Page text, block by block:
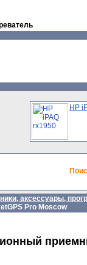
HP
аксессуары,
Pro Moscow